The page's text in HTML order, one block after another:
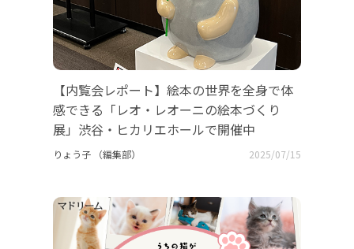
【内覧会レポート】絵本の世界を全身で体
感できる「レオ・レオーニの絵本づくり
展」渋谷・ヒカリエホールで開催中
りょう子 （編集部） 2025/07/15